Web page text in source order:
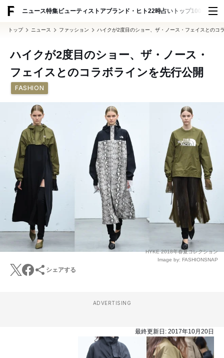
ニュース特集ビューティ ストアブランド・ヒト22時占い トップ100 スナッ
トップ ニュース ファッション ハイクが2度目のショー、ザ・ノース・フェイスとのコ
ハイクが2度目のショー、ザ・ノース・
フェイスとのコラボラインを先行公開
FASHION
HYKE 2018年春夏コレクション
Image by: FASHIONSNAP
シェアする
ADVERTISING
最終更新日: 2017年10月20日